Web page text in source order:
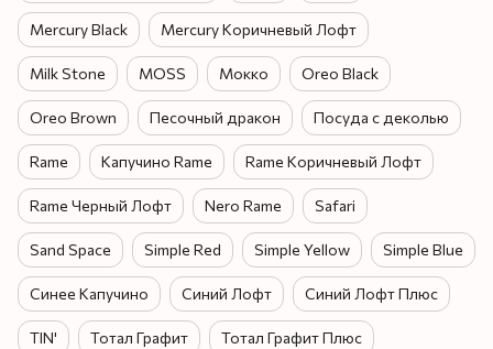
Mercury Black Mercury Коричневый Лофт
Milk Stone MOSS Мокко Oreo Black
Oreo Brown Песочный дракон Посуда с деколью
Rame Капучино Rame Rame Коричневый Лофт
Rame Черный Лофт Nero Rame Safari
Sand Space Simple Red Simple Yellow Simple Blue
Синее Капучино Синий Лофт Синий Лофт Плюс
TIN' Тотал Графит Тотал Графит Плюс